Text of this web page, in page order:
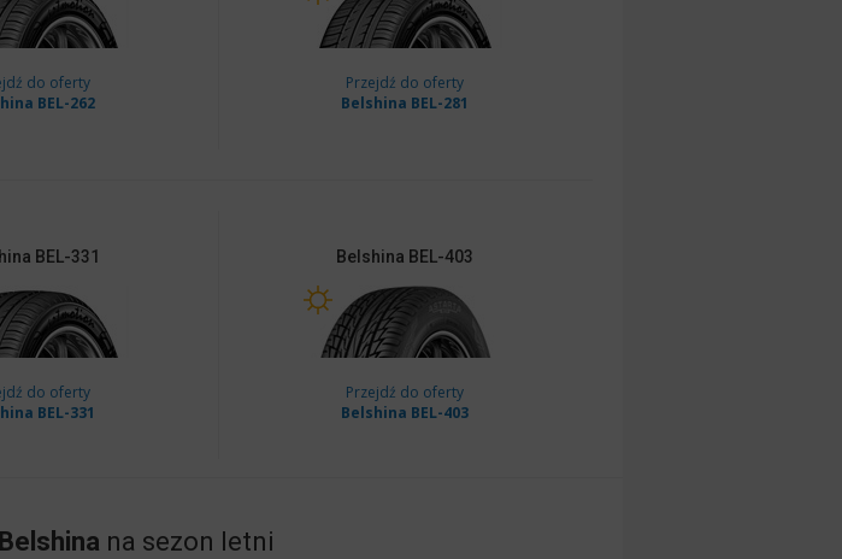
do oferty
BEL-262
Przejdź do oferty
Belshina BEL-281
BEL-331
do oferty
BEL-331
Belshina BEL-403
Przejdź do oferty
Belshina BEL-403
Belshina na sezon letni